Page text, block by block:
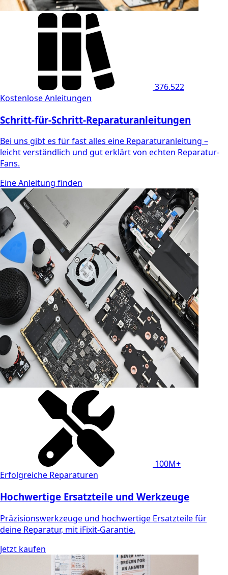
376.522
Kostenlose Anleitungen
Schritt-für-Schritt-Reparaturanleitungen
Bei uns gibt es für fast alles eine Reparaturanleitung –
leicht verständlich und gut erklärt von echten Reparatur-
Fans.
Eine Anleitung finden
100M+
Erfolgreiche Reparaturen
Hochwertige Ersatzteile und Werkzeuge
Präzisionswerkzeuge und hochwertige Ersatzteile für
deine Reparatur, mit iFixit-Garantie.
Jetzt kaufen